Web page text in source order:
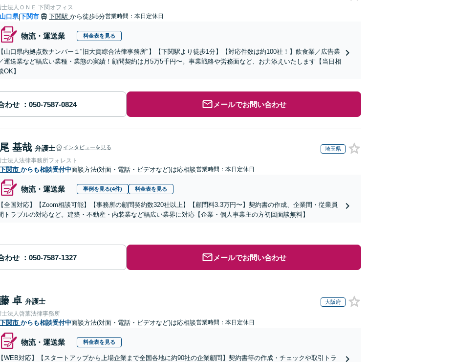
士法人ＯＮＥ 下関オフィス
山口県|下関市 下関駅 から徒歩5分営業時間：本日定休日
物流・運送業 料金表を見る
【山口県内拠点数ナンバー１"旧大賀綜合法律事務所"】【下関駅より徒歩1分】【対応件数は約100社！】飲食業／広告業
運送業など幅広い業種・業態の実績！顧問契約は月5万5千円〜。事業戦略や労務面など、お力添えいたします【当日相
OK】
わせ メールでお問い合わせ
基哉 弁護士 インタビューを見る 埼玉県
士法人法律事務所フォレスト
下関市 からも相談受付中面談方法(対面・電話・ビデオなど)は応相談営業時間：本日定休日
物流・運送業 事例を見る(4件) 料金表を見る
【全国対応】【Zoom相談可能】【事務所の顧問契約数320社以上】【顧問料3.3万円〜】契約書の作成、企業間・従業員
トラブルの対応など。建築・不動産・内装業など幅広い業界に対応【企業・個人事業主の方初回面談無料】
わせ メールでお問い合わせ
卓 弁護士 大阪府
士法人啓葉法律事務所
下関市 からも相談受付中面談方法(対面・電話・ビデオなど)は応相談営業時間：本日定休日
物流・運送業 料金表を見る
【WEB対応】【スタートアップから上場企業まで全国各地に約90社の企業顧問】契約書等の作成・チェックや取引トラ